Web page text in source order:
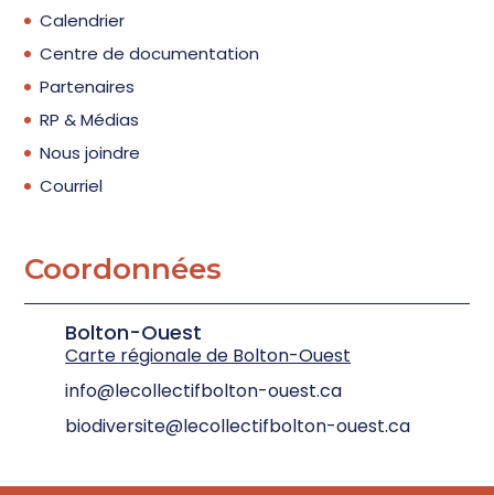
Calendrier
Centre de documentation
Partenaires
RP & Médias
Nous joindre
Courriel
Coordonnées
Carte régionale de Bolton-Ouest
Bolton-Ouest
info@lecollectifbolton-ouest.ca
biodiversite@lecollectifbolton-ouest.ca